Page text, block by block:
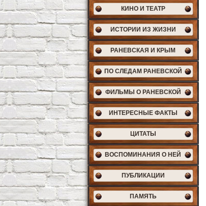
КИНО И ТЕАТР
ИСТОРИИ ИЗ ЖИЗНИ
РАНЕВСКАЯ И КРЫМ
ПО СЛЕДАМ РАНЕВСКОЙ
ФИЛЬМЫ О РАНЕВСКОЙ
ИНТЕРЕСНЫЕ ФАКТЫ
ЦИТАТЫ
ВОСПОМИНАНИЯ О НЕЙ
ПУБЛИКАЦИИ
ПАМЯТЬ